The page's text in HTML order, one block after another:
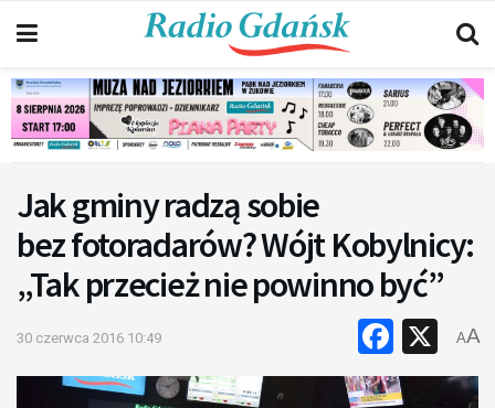
Jak gminy radzą sobie
bez fotoradarów? Wójt Kobylnicy:
„Tak przecież nie powinno być”
30 czerwca 2016 10:49 X
AA